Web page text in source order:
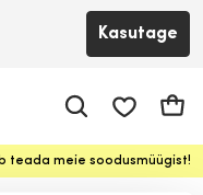
Kasutage
teada meie soodusmüügist!